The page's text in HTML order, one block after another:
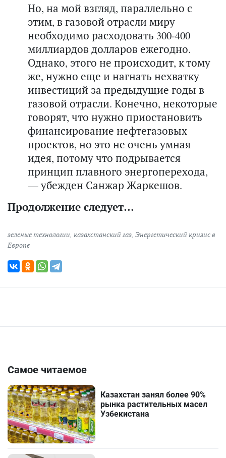
Но, на мой взгляд, параллельно с
этим, в газовой отрасли миру
необходимо расходовать 300-400
миллиардов долларов ежегодно.
Однако, этого не происходит, к тому
же, нужно еще и нагнать нехватку
инвестиций за предыдущие годы в
газовой отрасли. Конечно, некоторые
говорят, что нужно приостановить
финансирование нефтегазовых
проектов, но это не очень умная
идея, потому что подрывается
принцип плавного энергоперехода,
— убежден Санжар Жаркешов.
Продолжение следует…
зеленые технологии, казахстанский газ, Энергетический кризис в
Европе
Самое читаемое
Казахстан занял более 90%
рынка растительных масел
Узбекистана